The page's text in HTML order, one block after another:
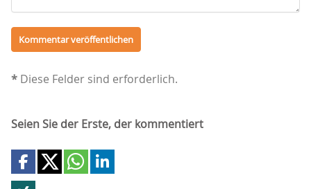
* Diese Felder sind erforderlich.
Seien Sie der Erste, der kommentiert